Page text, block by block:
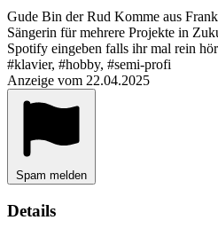
Gude Bin der Rud Komme aus
Sängerin für mehrere Projekte in
Spotify eingeben falls ihr mal rein
#klavier, #hobby, #semi-profi
Anzeige vom 22.04.2025
Spam melden
Details